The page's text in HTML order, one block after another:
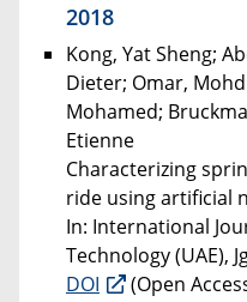
2018
Kong, Yat Sheng;
Dieter; Omar,
Mohamed;
Etienne
Characterizing
ride using artificial
In: International
Technology (UAE),
DOI
(Open